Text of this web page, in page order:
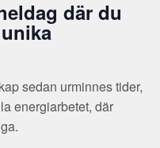
där du
sedan urminnes tider,
energiarbetet, där